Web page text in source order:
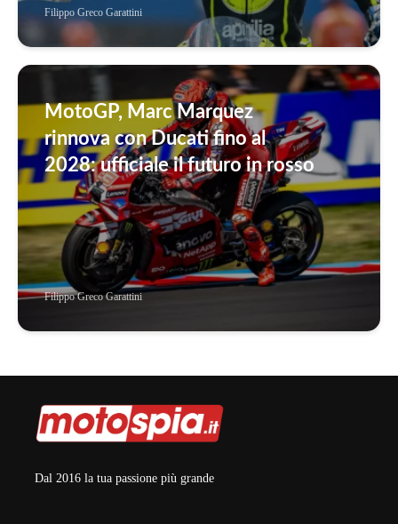
Filippo Greco Garattini
MotoGP, Marc Marquez
rinnova con Ducati fino al
2028: ufficiale il futuro in rosso
Filippo Greco Garattini
Dal 2016 la tua passione più grande